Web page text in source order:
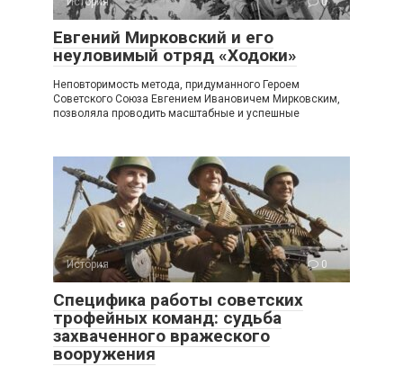
Евгений Мирковский и его
неуловимый отряд «Ходоки»
Неповторимость метода, придуманного Героем
Советского Союза Евгением Ивановичем Мирковским,
позволяла проводить масштабные и успешные
История 0
Специфика работы советских
трофейных команд: судьба
захваченного вражеского
вооружения